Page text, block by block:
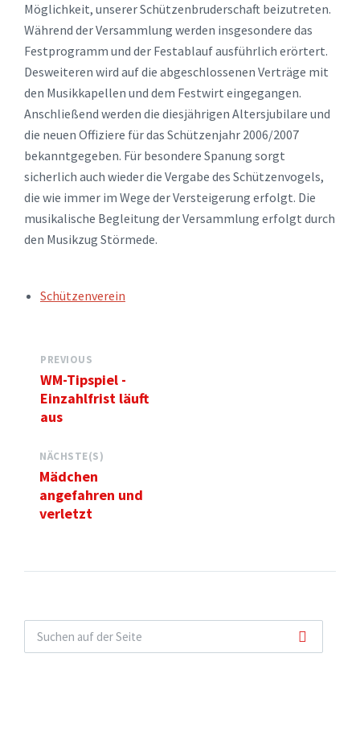
Möglichkeit, unserer Schützenbruderschaft beizutreten.
Während der Versammlung werden insgesondere das
Festprogramm und der Festablauf ausführlich erörtert.
Desweiteren wird auf die abgeschlossenen Verträge mit
den Musikkapellen und dem Festwirt eingegangen.
Anschließend werden die diesjährigen Altersjubilare und
die neuen Offiziere für das Schützenjahr 2006/2007
bekanntgegeben. Für besondere Spanung sorgt
sicherlich auch wieder die Vergabe des Schützenvogels,
die wie immer im Wege der Versteigerung erfolgt. Die
musikalische Begleitung der Versammlung erfolgt durch
den Musikzug Störmede.
TAGS:Schützenverein
PREVIOUS
WM-Tipspiel -
Einzahlfrist läuft
aus
NÄCHSTE(S)
Mädchen
angefahren und
verletzt